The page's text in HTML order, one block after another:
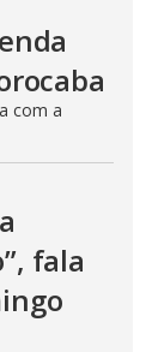
com a
fala